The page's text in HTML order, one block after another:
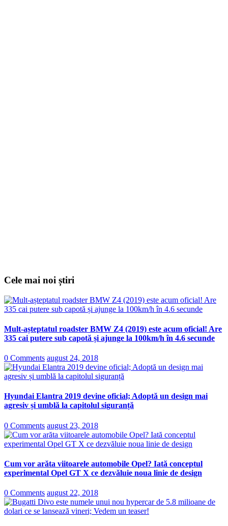
Cele mai noi știri
Mult-așteptatul roadster BMW Z4 (2019) este acum oficial! Are
335 cai putere sub capotă și ajunge la 100km/h în 4.6 secunde
0 Comments august 24, 2018
Hyundai Elantra 2019 devine oficial; Adoptă un design mai
agresiv și umblă la capitolul siguranță
0 Comments august 23, 2018
Cum vor arăta viitoarele automobile Opel? Iată conceptul
experimental Opel GT X ce dezvăluie noua linie de design
0 Comments august 22, 2018